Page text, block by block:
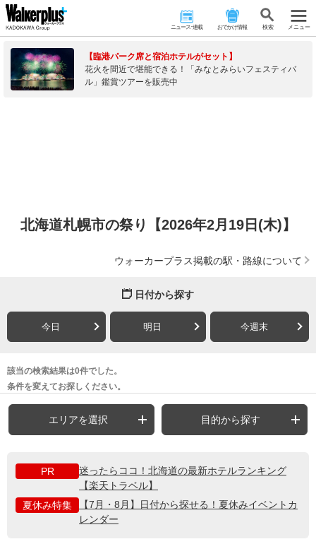
ニュース･連載 おでかけ情報 検 索 メニュー
【臨港パーク席と宿泊ホテルがセット】
花火を間近で堪能できる！「みなとみらいフェスティバ
ル」鑑賞ツアーを販売中
北海道札幌市の祭り【2026年2月19日(木)】
ウォーカープラス掲載の駅・路線について
日付から探す
今日 明日 今週末
該当の検索結果は0件でした。
条件を変えてお探しください。
エリアを選択 目的から探す
PR
迷ったらココ！北海道の最新ホテルランキング
【楽天トラベル】
夏休み特集
【7月・8月】日付から探せる！夏休みイベントカ
レンダー